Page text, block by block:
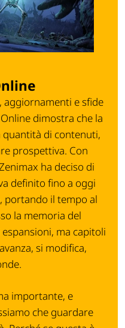
aggiornamenti e sfide
dimostra che la
quantità di contenuti,
prospettiva. Con
ha deciso di
definito fino a oggi
portando il tempo al
la memoria del
ma capitoli
si modifica,
importante, e
che guardare